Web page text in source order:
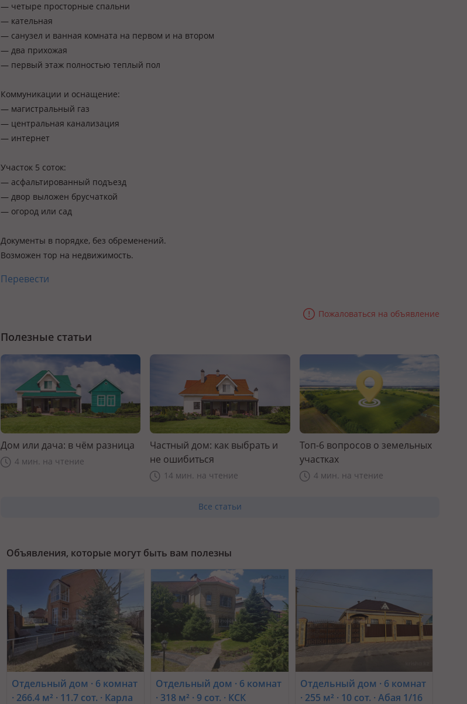
— четыре просторные спальни
— кательная
— санузел и ванная комната на первом и на втором
— два прихожая
— первый этаж полностью теплый пол
Коммуникации и оснащение:
— магистральный газ
— центральная канализация
— интернет
Участок 5 соток:
— асфальтированный подъезд
— двор выложен брусчаткой
— огород или сад
Документы в порядке, без обременений.
Возможен тор на недвижимость.
Перевести
Пожаловаться на объявление
Полезные статьи
Дом или дача: в чём разница
4 мин. на чтение
Частный дом: как выбрать и
не ошибиться
14 мин. на чтение
Топ-6 вопросов о земельных
участках
4 мин. на чтение
Все статьи
Объявления, которые могут быть вам полезны
Отдельный дом · 6 комнат
· 266.4 м² · 11.7 сот. · Карла
Отдельный дом · 6 комнат
· 318 м² · 9 сот. · КСК
Отдельный дом · 6 комнат
· 255 м² · 10 сот. · Абая 1/16